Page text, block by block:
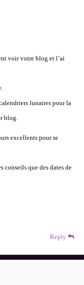
voir votre blog et l’ai
lunaires pour la
blog.
excellents pour se
conseils que des dates de
Reply